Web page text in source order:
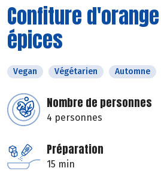
Confiture
épices
Vegan Végétarien Automne
Nombre de personnes
4 personnes
Préparation
15 min